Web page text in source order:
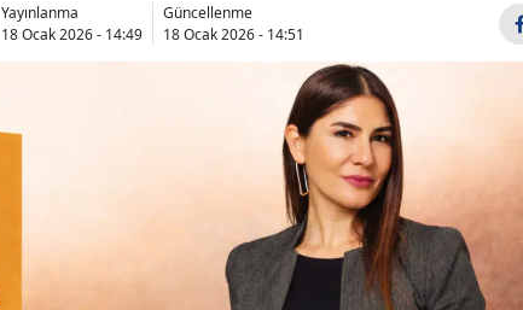
Yayınlanma
18 Ocak 2026 - 14:49
Güncellenme
18 Ocak 2026 - 14:51